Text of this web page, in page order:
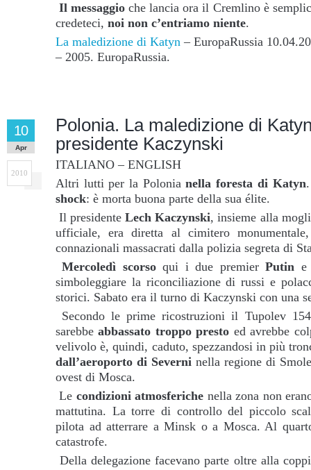
Il messaggio che lancia ora il Cremlino è
credeteci, noi non c’entriamo niente.
La maledizione di Katyn – EuropaRussia
– 2005. EuropaRussia.
Polonia. La maledizione di
presidente Kaczynski
10
Apr
2010
ITALIANO – ENGLISH
Altri lutti per la Polonianella foresta di Katyn
shock: è morta buona parte della sua élite.
Il presidenteLech Kaczynski, insieme alla
ufficiale, era diretta al cimitero
connazionali massacrati dalla polizia segreta di
Mercoledì scorsoqui i due premierPutin
simboleggiare la riconciliazione di russi e
storici. Sabato era il turno di Kaczynski con una
Secondo le prime ricostruzioni il Tupolev
sarebbeabbassato troppo presto ed avrebbe
velivolo è, quindi, caduto, spezzandosi in più
dall’aeroporto di Severni nella regione di
ovest di Mosca.
Le condizioni atmosferiche nella zona non
mattutina. La torre di controllo del piccolo
pilota ad atterrare a Minsk o a Mosca. Al
catastrofe.
Della delegazione facevano parte oltre alla